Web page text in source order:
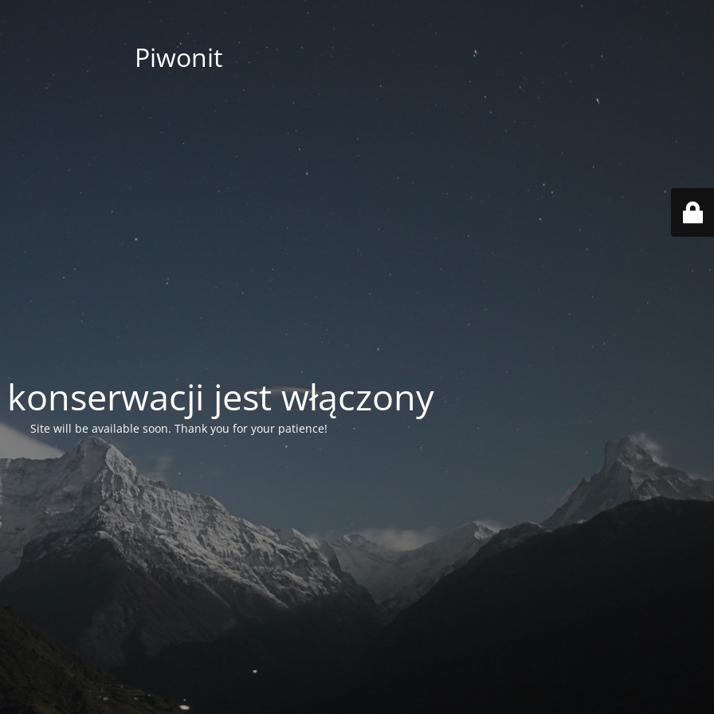
Piwonit
jest włączony
Site will be available soon. Thank you for your patience!